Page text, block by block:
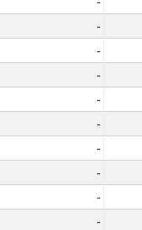
-
-
-
-
-
-
-
-
-